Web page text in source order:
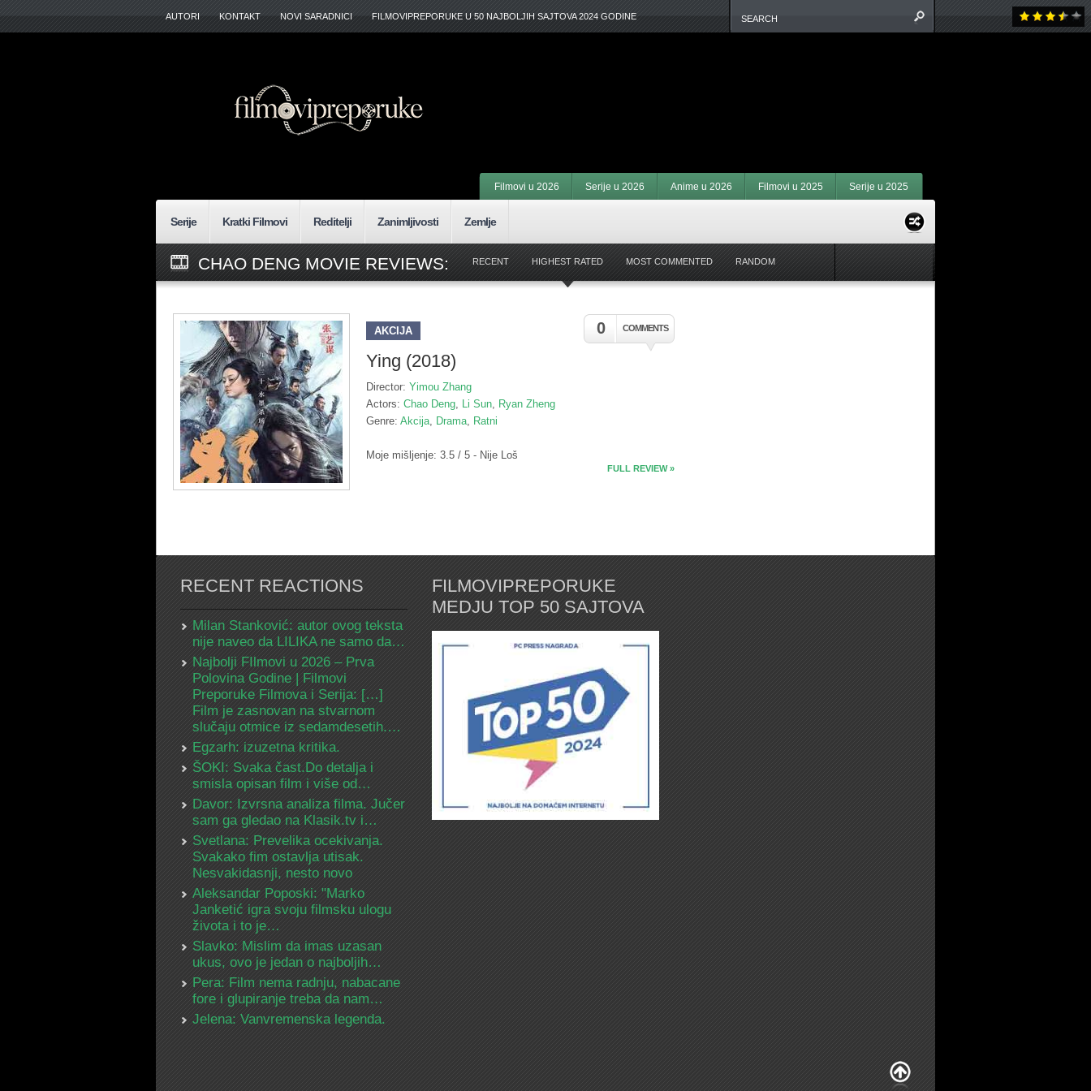
AUTORI KONTAKT NOVI SARADNICI FILMOVIPREPORUKE U 50 NAJBOLJIH SAJTOVA 2024 GODINE
Filmovi u 2026 Serije u 2026 Anime u 2026 Filmovi u 2025 Serije u 2025
Serije Kratki Filmovi Reditelji Zanimljivosti Zemlje
CHAO DENG MOVIE REVIEWS: RECENT HIGHEST RATED MOST COMMENTED RANDOM
0 COMMENTS
AKCIJA
Ying (2018)
Director: Yimou Zhang
Actors: Chao Deng, Li Sun, Ryan Zheng
Genre: Akcija, Drama, Ratni
Moje mišljenje: 3.5 / 5 - Nije Loš
FULL REVIEW »
RECENT REACTIONS
Milan Stanković: autor ovog teksta
nije naveo da LILIKA ne samo da…
Najbolji FIlmovi u 2026 – Prva
Polovina Godine | Filmovi
Preporuke Filmova i Serija: […]
Film je zasnovan na stvarnom
slučaju otmice iz sedamdesetih.…
Egzarh: izuzetna kritika.
ŠOKI: Svaka čast.Do detalja i
smisla opisan film i više od…
Davor: Izvrsna analiza filma. Jučer
sam ga gledao na Klasik.tv i…
Svetlana: Prevelika ocekivanja.
Svakako fim ostavlja utisak.
Nesvakidasnji, nesto novo
Aleksandar Poposki: "Marko
Janketić igra svoju filmsku ulogu
života i to je…
Slavko: Mislim da imas uzasan
ukus, ovo je jedan o najboljih…
Pera: Film nema radnju, nabacane
fore i glupiranje treba da nam…
Jelena: Vanvremenska legenda.
FILMOVIPREPORUKE
MEDJU TOP 50 SAJTOVA